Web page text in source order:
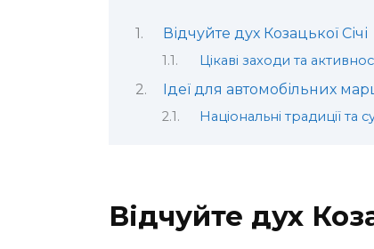
Відчуйте дух Козацької Січі
Цікаві заходи та
Ідеї для автомобільних
Національні традиції та
Відчуйте дух